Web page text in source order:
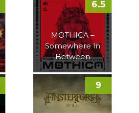
MOTHICA –
Somewhere In
Between
6.5
9